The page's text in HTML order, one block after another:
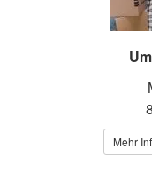
Mehr